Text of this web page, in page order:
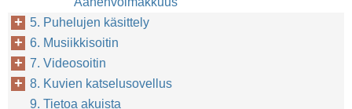
5. Puhelujen käsittely
6. Musiikkisoitin
7. Videosoitin
8. Kuvien katselusovellus
9. Tietoa akuista